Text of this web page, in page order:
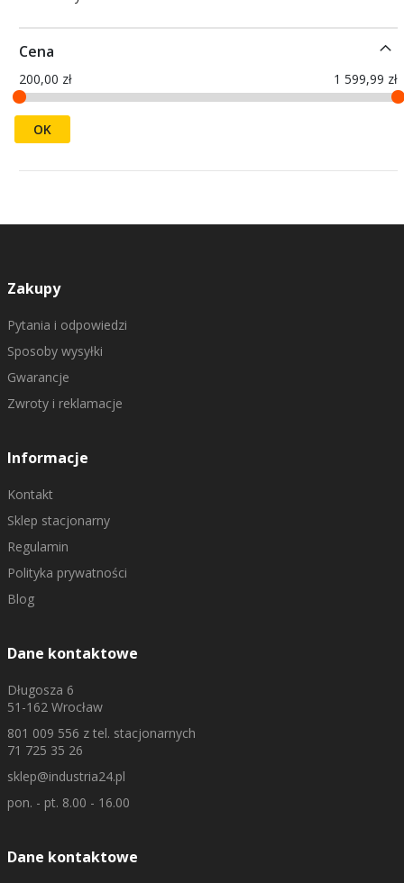
Cena
200,00 zł 1 599,99 zł
OK
Zakupy
Pytania i odpowiedzi
Sposoby wysyłki
Gwarancje
Zwroty i reklamacje
Informacje
Kontakt
Sklep stacjonarny
Regulamin
Polityka prywatności
Blog
Dane kontaktowe
Długosza 6
51-162 Wrocław
801 009 556 z tel. stacjonarnych
71 725 35 26
sklep@industria24.pl
pon. - pt. 8.00 - 16.00
Dane kontaktowe